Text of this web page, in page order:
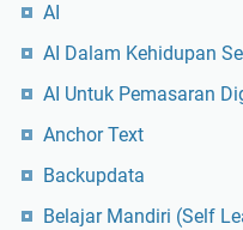
AI
AI Dalam Kehidupan
AI Untuk Pemasaran
Anchor Text
Backupdata
Belajar Mandiri (Self